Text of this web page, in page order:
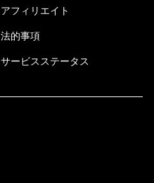
アフィリエイト
法的事項
サービスステータス